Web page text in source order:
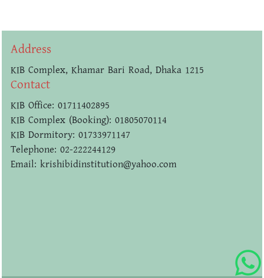
Address
KIB Complex, Khamar Bari Road, Dhaka 1215
Contact
KIB Office: 01711402895
KIB Complex (Booking): 01805070114
KIB Dormitory: 01733971147
Telephone: 02-222244129
Email: krishibidinstitution@yahoo.com